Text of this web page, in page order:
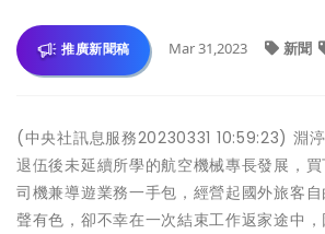
推廣新聞稿 Mar 31,2023 新聞
(中央社訊息服務20230331 10:59:23) 淵
退伍後未延續所學的航空機械專長發展，買
司機兼導遊業務一手包，經營起國外旅客
聲有色，卻不幸在一次結束工作返家途中